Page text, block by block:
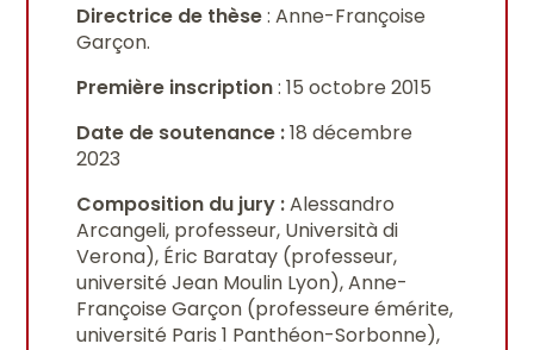
Directrice de thèse: Anne-Françoise
Garçon.
Première inscription: 15 octobre 2015
Date de soutenance :18 décembre
2023
Composition du jury :Alessandro
Arcangeli, professeur, Università di
Verona), Éric Baratay (professeur,
université Jean Moulin Lyon), Anne-
Françoise Garçon (professeure émérite,
université Paris 1 Panthéon-Sorbonne),